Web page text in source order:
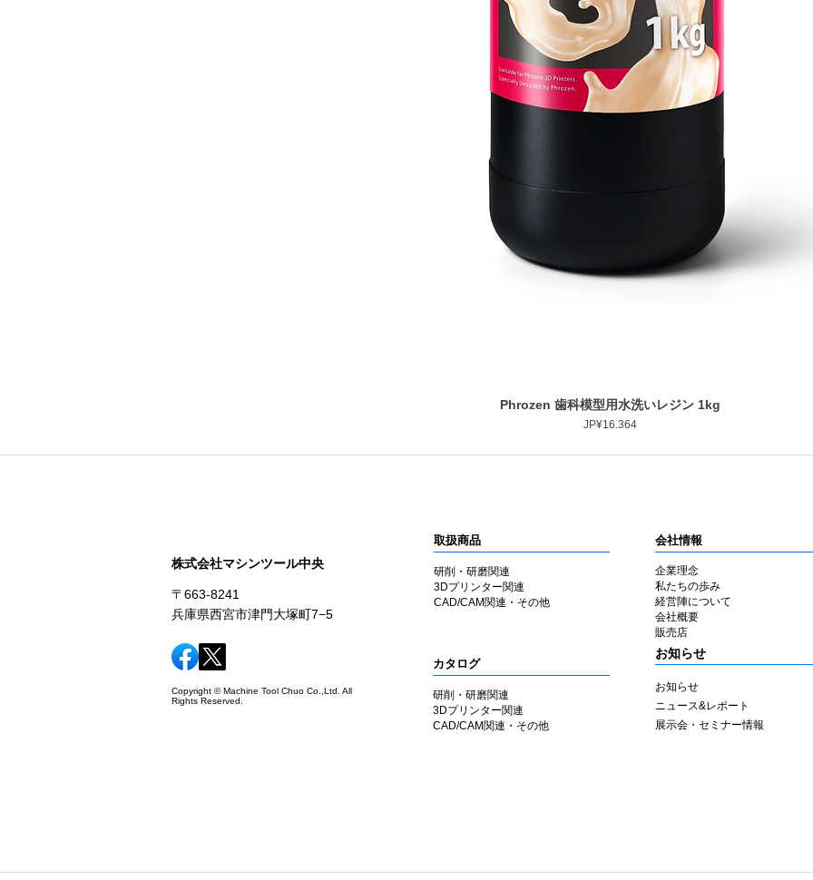
Tampilan Cepat
Phrozen 歯科模型用水洗いレジン 1kg
Harga
JP¥16.364
株式会社マシンツール中央
〒663-8241
兵庫県西宮市津門大塚町7−5
Copyright © Machine Tool Chuo Co.,Ltd. All
Rights Reserved.
取扱商品
研削・研磨関連
3Dプリンター関連
CAD/CAM関連・その他
カタログ
研削・研磨関連
3Dプリンター関連
CAD/CAM関連・その他
会社情報
企業理念
私たちの歩み
​経営陣について
会社概要
​販売店
​お知らせ
お知らせ
ニュース&レポート
展示会・セミナー情報